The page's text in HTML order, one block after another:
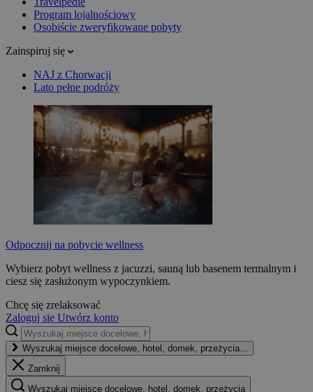
Program lojalnościowy
Osobiście zweryfikowane pobyty
Zainspiruj się
NAJ z Chorwacji
Lato pełne podróży
Odpocznij na pobycie wellness
Wybierz pobyt wellness z jacuzzi, sauną lub basenem termalnym i
ciesz się zasłużonym wypoczynkiem.
Chcę się zrelaksować
Zaloguj się Utwórz konto
Wyszukaj miejsce docelowe, hotel, domek, przeżycia...
Zamknij
Wyszukaj miejsce docelowe, hotel, domek, przeżycia